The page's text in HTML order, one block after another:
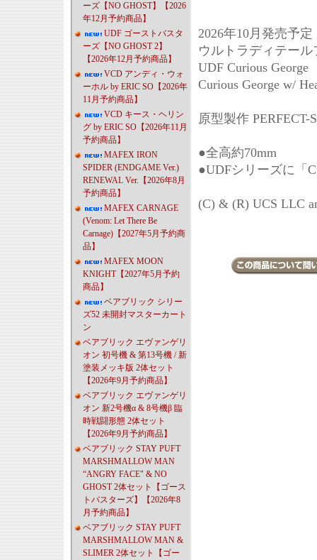
ーズ【NO GHOST】【2026
年12月予約商品】
UDF ゴーストバスタ
ーズ【NO GHOST 2】
【2026年12月予約商品】
VCD アンディ・ウォ
ーホル by ERIC SO【2026年
11月予約商品】
VCD キース・ヘリン
グ by ERIC SO【2026年11月
予約商品】
MAFEX IRON
SPIDER (ENDGAME Ver.)
RENEWAL Ver.【2026年8月
予約商品】
MAFEX CARNAGE
(Venom: Let There Be
Carnage)【2027年5月予約商
品】
MAFEX MOON
KNIGHT【2027年5月予約
商品】
ベアブリック シリー
ズ52 未開封マスターカート
ン
ベアブリック エヴァンゲリ
オン 初号機 & 第13号機 / 新
塗装メッキ版 2体セット
【2026年9月予約商品】
ベアブリック エヴァンゲリ
オン 新2号機α & 8号機β 臨
時戦闘形態 2体セット
【2026年9月予約商品】
ベアブリック STAY PUFT
MARSHMALLOW MAN
“ANGRY FACE" & NO
GHOST 2体セット【ゴース
トバスターズ】【2026年8
月予約商品】
ベアブリック STAY PUFT
MARSHMALLOW MAN &
SLIMER 2体セット【ゴー
2026年10月発売予定
ウルトラディテール
UDF Curious George
Curious George w/
原型製作 PERFECT-
●全高約70mm
●UDFシリーズに「
(C) & (R) UCS LLC